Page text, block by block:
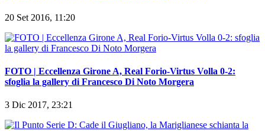
20 Set 2016, 11:20
FOTO | Eccellenza Girone A, Real Forio-Virtus Volla 0-2:
sfoglia la gallery di Francesco Di Noto Morgera
3 Dic 2017, 23:21